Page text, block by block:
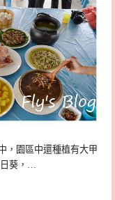
，園區中還種植有大甲
葵，…